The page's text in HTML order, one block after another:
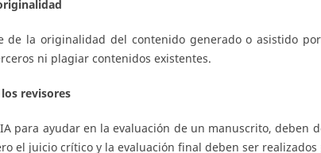
de la originalidad del contenido generado o asistido
ni plagiar contenidos existentes.
revisores
para ayudar en la evaluación de un manuscrito, deben
el juicio crítico y la evaluación final deben ser